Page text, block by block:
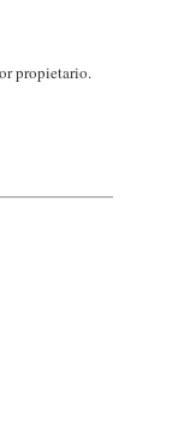
propietario.